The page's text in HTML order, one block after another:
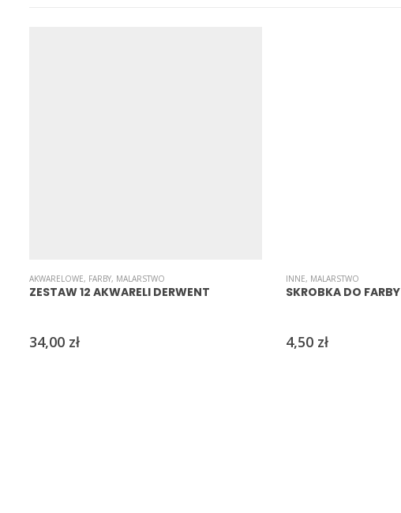
AKWARELOWE, FARBY, MALARSTWO
ZESTAW 12 AKWARELI DERWENT
34,00 zł
INNE, MALARSTWO
SKROBKA DO FARBY
4,50 zł